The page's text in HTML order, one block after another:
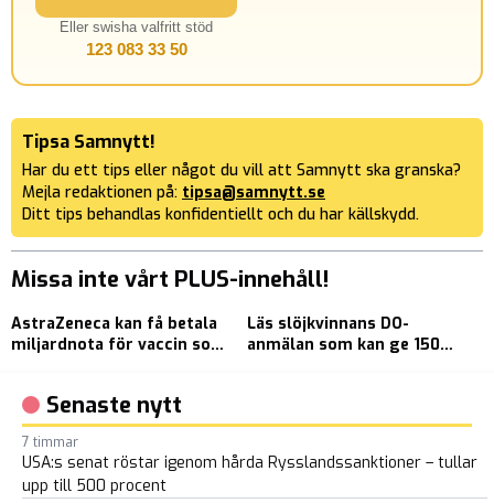
Eller swisha valfritt stöd
123 083 33 50
Tipsa Samnytt!
Har du ett tips eller något du vill att Samnytt ska granska?
Mejla redaktionen på: tipsa@samnytt.se
Ditt tips behandlas konfidentiellt och du har källskydd.
Missa inte vårt PLUS-innehåll!
AstraZeneca kan få betala
miljardnota för vaccin som
Läs slöjkvinnans DO-
anmälan som kan ge 150
Senaste nytt
7 timmar
USA:s senat röstar igenom hårda Rysslandssanktioner – tullar
upp till 500 procent